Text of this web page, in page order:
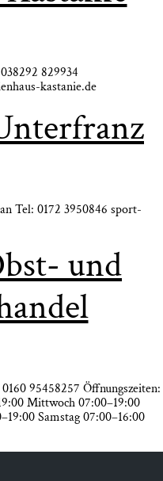
829934
kastanie.de
Tel: 0172 3950846 sport-
und
95458257 Öff­nungs­zei­ten:
Mitt­woch 07:00–19:00
Sams­tag 07:00–16:00